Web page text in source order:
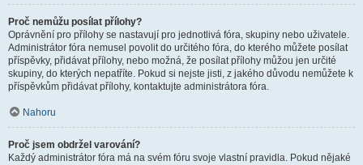
Proč nemůžu posílat přílohy?
Oprávnění pro přílohy se nastavují pro jednotlivá fóra, skupiny nebo uživatele.
Administrátor fóra nemusel povolit do určitého fóra, do kterého můžete posílat
příspěvky, přidávat přílohy, nebo možná, že posílat přílohy můžou jen určité
skupiny, do kterých nepatříte. Pokud si nejste jisti, z jakého důvodu nemůžete k
příspěvkům přidávat přílohy, kontaktujte administrátora fóra.
Nahoru
Proč jsem obdržel varování?
Každý administrátor fóra má na svém fóru svoje vlastní pravidla. Pokud nějaké